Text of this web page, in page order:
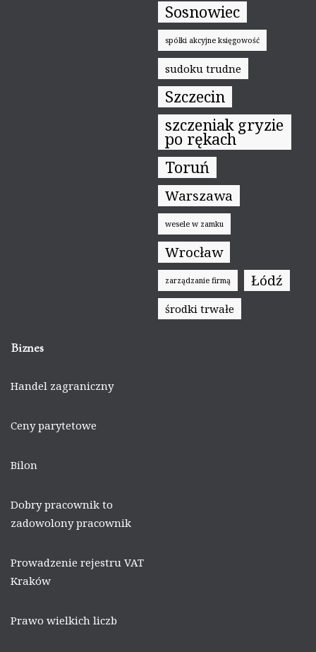
Sosnowiec
spółki akcyjne księgowość
sudoku trudne
Szczecin
szczeniak gryzie
po rękach
Toruń
Warszawa
wesele w zamku
Wrocław
zarządzanie firmą Łódź
środki trwałe
Biznes
Handel zagraniczny
Ceny parytetowe
Bilon
Dobry pracownik to
zadowolony pracownik
Prowadzenie rejestru VAT
Kraków
Prawo wielkich liczb